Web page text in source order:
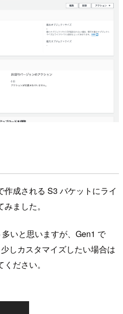
成される S3 バケットにライ
ました。
いと思いますが、Gen1 で
しカスタマイズしたい場合は
ださい。